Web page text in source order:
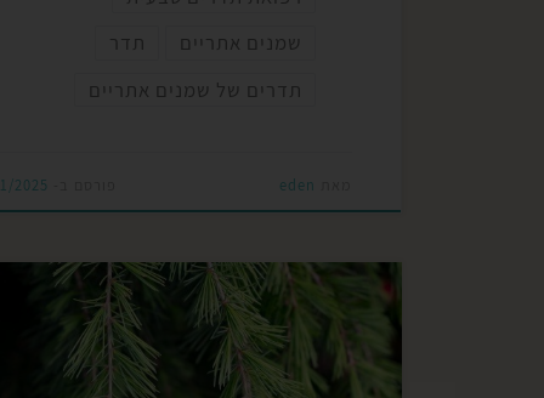
שמנים אתריים
תדר
תדרים של שמנים אתריים
eden
2025
אחד מהם ממשפחת בוטנית אחרת, עם מאפיינים
ייחודיים מבחינת ארומה, תכונות רפואיות